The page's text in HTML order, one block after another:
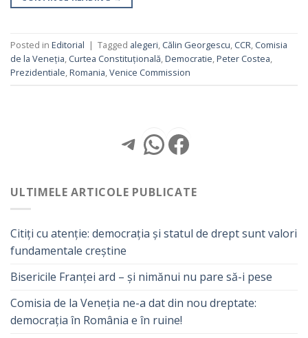
Telegram
WhatsApp
ULTIMELE ARTICOLE PUBLICATE
Citiți cu atenție: democrația și statul de drept sunt valori
fundamentale creștine
Bisericile Franței ard – și nimănui nu pare să-i pese
Comisia de la Veneția ne-a dat din nou dreptate:
democrația în România e în ruine!
Posted in Editorial | Tagged alegeri, Călin Georgescu, CCR, Comisia
de la Veneția, Curtea Constituțională,Democratie,Peter Costea,
Prezidentiale,Romania,Venice Commission